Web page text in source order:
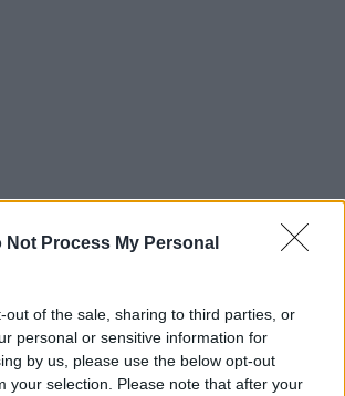
Not Process My Personal
out of the sale, sharing to third parties, or
personal or sensitive information for
by us, please use the below opt-out
your selection. Please note that after your
στο κτήριο του ΟΑΕΔ στην
για πληροφορίες λειτουργούν τα
25797 και 22510 45784.